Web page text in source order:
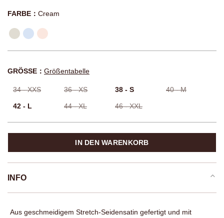
FARBE： Cream
GRÖSSE： Größentabelle
34 - XXS 36 - XS 38 - S 40 - M
42 - L 44 - XL 46 - XXL
IN DEN WARENKORB
INFO
Aus geschmeidigem Stretch-Seidensatin gefertigt und mit